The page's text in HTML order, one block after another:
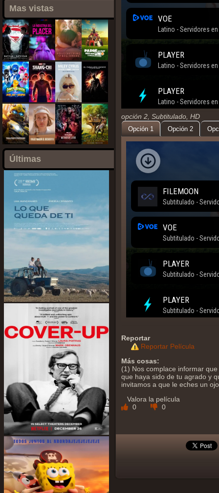
Mas vistas
Últimas
opción 2, Subtitulado, HD
Opción 1 Opción 2
Reportar
Reportar Película
Más cosas:
(1) Nos complace informar
que haya sido de tu agrado y
invitamos a que le eches un
Valora la película
0
0